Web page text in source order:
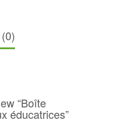
“Boîte
éducatrices”